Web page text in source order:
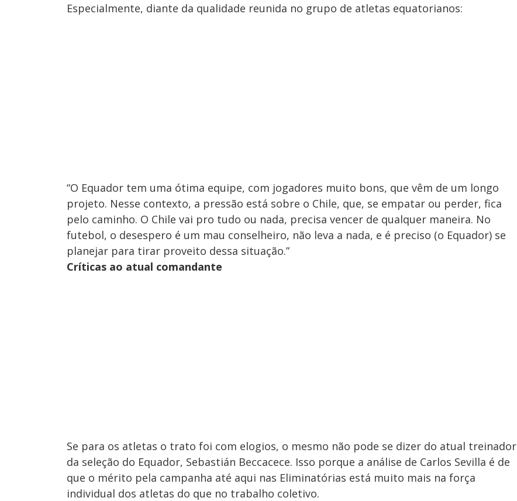
Especialmente, diante da qualidade reunida no grupo de atletas equatorianos:
“O Equador tem uma ótima equipe, com jogadores muito bons, que vêm de um longo
projeto. Nesse contexto, a pressão está sobre o Chile, que, se empatar ou perder, fica
pelo caminho. O Chile vai pro tudo ou nada, precisa vencer de qualquer maneira. No
futebol, o desespero é um mau conselheiro, não leva a nada, e é preciso (o Equador) se
planejar para tirar proveito dessa situação.”
Críticas ao atual comandante
Se para os atletas o trato foi com elogios, o mesmo não pode se dizer do atual treinador
da seleção do Equador, Sebastián Beccacece. Isso porque a análise de Carlos Sevilla é de
que o mérito pela campanha até aqui nas Eliminatórias está muito mais na força
individual dos atletas do que no trabalho coletivo.